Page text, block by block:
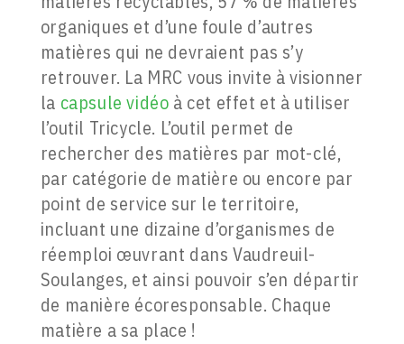
organiques et d’une foule d’autres
matières qui ne devraient pas s’y
retrouver. La MRC vous invite à visionner
la capsule vidéo à cet effet et à utiliser
l’outil Tricycle. L’outil permet de
rechercher des matières par mot-clé,
par catégorie de matière ou encore par
point de service sur le territoire,
incluant une dizaine d’organismes de
réemploi œuvrant dans Vaudreuil-
Soulanges, et ainsi pouvoir s’en départir
de manière écoresponsable. Chaque
matière a sa place !